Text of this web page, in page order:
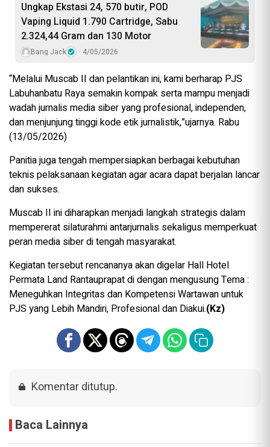
Ungkap Ekstasi 24, 570 butir, POD
Vaping Liquid 1.790 Cartridge, Sabu
2.324,44 Gram dan 130 Motor
Bang Jack 4/05/2026
“Melalui Muscab II dan pelantikan ini, kami berharap PJS
Labuhanbatu Raya semakin kompak serta mampu menjadi
wadah jurnalis media siber yang profesional, independen,
dan menjunjung tinggi kode etik jurnalistik,”ujarnya. Rabu
(13/05/2026)
Panitia juga tengah mempersiapkan berbagai kebutuhan
teknis pelaksanaan kegiatan agar acara dapat berjalan lancar
dan sukses.
Muscab II ini diharapkan menjadi langkah strategis dalam
mempererat silaturahmi antarjurnalis sekaligus memperkuat
peran media siber di tengah masyarakat.
Kegiatan tersebut rencananya akan digelar Hall Hotel
Permata Land Rantauprapat di dengan mengusung Tema :
Meneguhkan Integritas dan Kompetensi Wartawan untuk
PJS yang Lebih Mandiri, Profesional dan Diakui.(Kz)
Komentar ditutup.
Baca Lainnya